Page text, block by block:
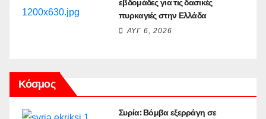
εβδομάδες για τις δασικές
πυρκαγιές στην Ελλάδα
ΑΥΓ 6, 2026
Κόσμος
Συρία: Βόμβα εξερράγη σε